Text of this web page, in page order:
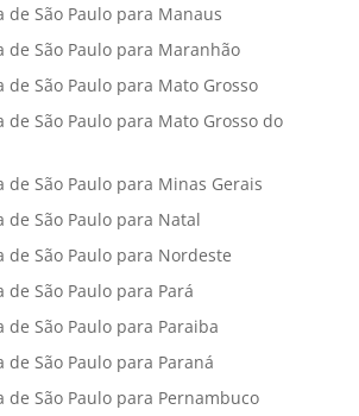
São Paulo para Manaus
de São Paulo para Maranhão
São Paulo para Mato Grosso
São Paulo para Mato Grosso do
São Paulo para Minas Gerais
São Paulo para Natal
São Paulo para Nordeste
São Paulo para Pará
São Paulo para Paraiba
São Paulo para Paraná
São Paulo para Pernambuco